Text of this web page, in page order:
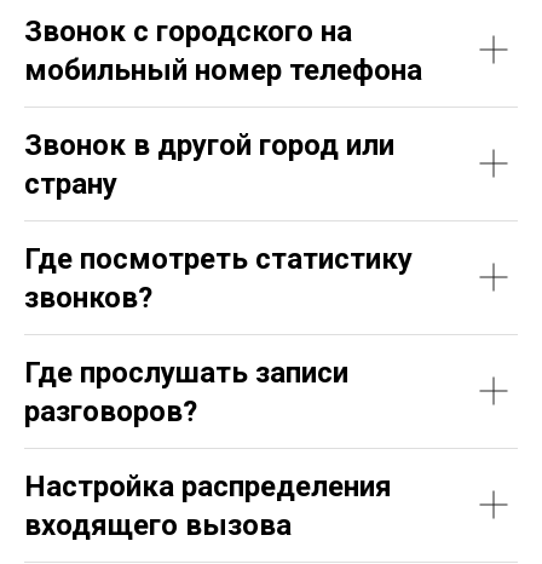
Звонок с городского на
мобильный номер телефона
Звонок в другой город или
страну
Где посмотреть статистику
звонков?
Где прослушать записи
разговоров?
Настройка распределения
входящего вызова